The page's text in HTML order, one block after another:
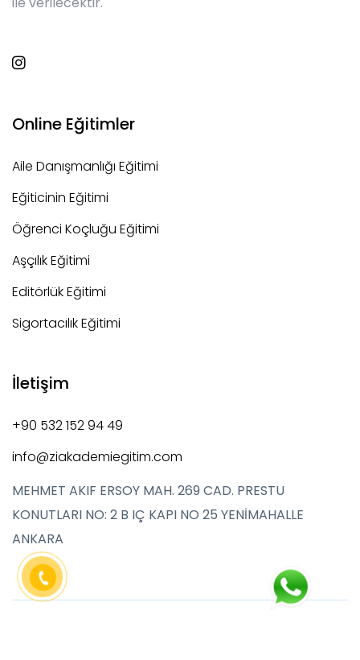
Online Eğitimler
Aile Danışmanlığı Eğitimi
Eğiticinin Eğitimi
Öğrenci Koçluğu Eğitimi
Aşçılık Eğitimi
Editörlük Eğitimi
Sigortacılık Eğitimi
İletişim
+90 532 152 94 49
info@ziakademiegitim.com
MEHMET AKIF ERSOY MAH. 269 CAD. PRESTU
KONUTLARI NO: 2 B IÇ KAPI NO 25 YENİMAHALLE
ANKARA